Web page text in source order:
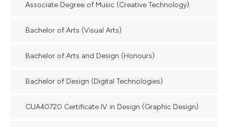
Associate Degree of Music (Creative Technology)
Bachelor of Arts (Visual Arts)
Bachelor of Arts and Design (Honours)
Bachelor of Design (Digital Technologies)
CUA40720 Certificate IV in Design (Graphic Design)